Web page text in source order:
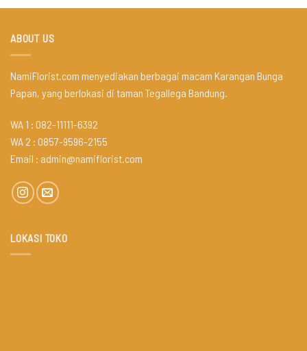
ABOUT US
NamiFlorist.com menyediakan berbagai macam Karangan Bunga
Papan, yang berlokasi di taman Tegallega Bandung.
WA 1 : 082-11111-6392
WA 2 : 0857-9596-2155
Email : admin@namiflorist.com
LOKASI TOKO